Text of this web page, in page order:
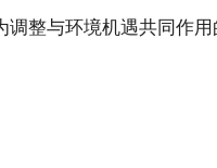
整与环境机遇共同作用